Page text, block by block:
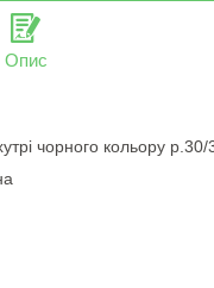
Опис
чорного кольору